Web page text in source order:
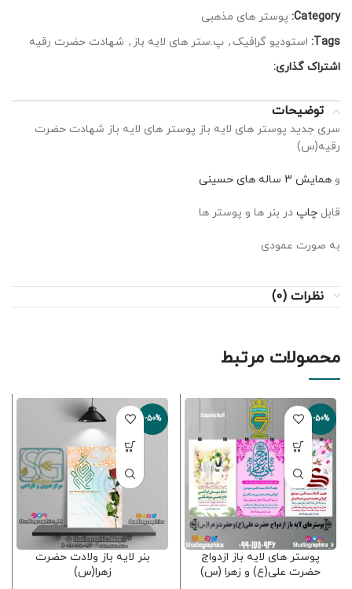
Category: پوستر های مذهبی
Tags: استودیو گرافیک , پ.ستر های لایه باز , شهادت حضرت رقیه
اشتراک گذاری:
توضیحات
سری جدید پوستر های لایه باز پوستر های لایه باز شهادت حضرت
رقیه(س)
و همایش 3 ساله های حسینی
قابل چاپ در بنر ها و پوستر ها
به صورت عمودی
نظرات (0)
محصولات مرتبط
-50%
پوستر های لایه باز ازدواج
حضرت علی(ع) و زهرا (س)
-50%
بنر لایه باز ولادت حضرت
زهرا(س)